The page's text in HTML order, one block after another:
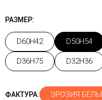
РАЗМЕР:
D60H42 D50H54
D36H75 D32H36
ФАКТУРА: ЭРОЗИЯ